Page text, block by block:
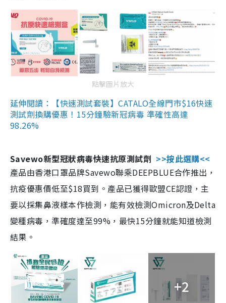
點擊圖片放大
延伸閱讀：【快速測試套裝】CATALO全線門市$16快速
測試劑換購優惠！15分鐘驗新冠病毒 準確性高達
98.26%
Savewo新型冠狀病毒快速抗原測試劑 >>按此選購<<
產品由香港口罩品牌Savewo聯乘DEEPBLUE合作推出，
抗疫優惠價低至$18買到。產品已獲得歐盟CE認證，主
要以採集鼻液樣本作檢測，能有效檢測Omicron及Delta
變種病毒，準確度達至99%，最快15分鐘就能知道檢測
結果。
+2